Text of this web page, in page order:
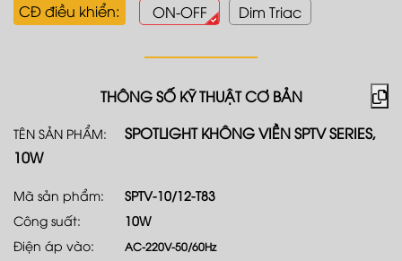
CĐ điều khiển:
ON-OFF Dim Triac
THÔNG SỐ KỸ THUẬT CƠ BẢN
TÊN SẢN PHẨM:
SPOTLIGHT KHÔNG VIỀN SPTV SERIES,
10W
Mã sản phẩm:
SPTV-10/12-T83
Công suất:
10W
Điện áp vào:
AC-220V-50/60Hz